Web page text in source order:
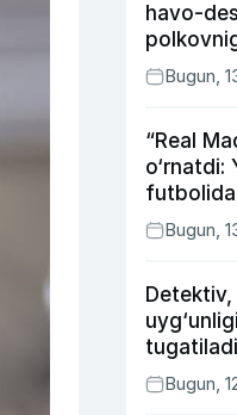
havo-
Bugun,
“Real
o‘rnatdi:
Bugun,
Bugun,